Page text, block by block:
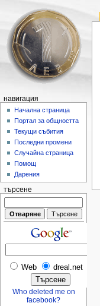
навигация
Начална страница
Портал за общността
Текущи събития
Последни промени
Случайна страница
Помощ
Дарения
търсене
Web dreal.net
Who deleted me on
facebook?